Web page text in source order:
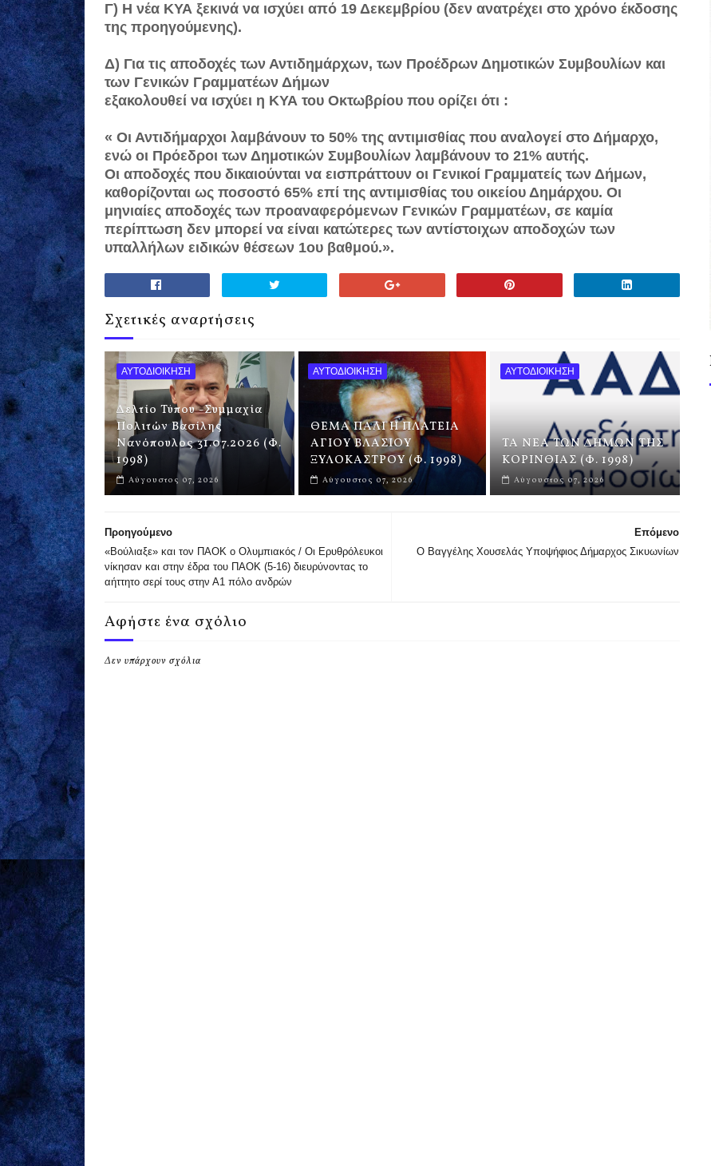
Γ) Η νέα ΚΥΑ ξεκινά να ισχύει από 19 Δεκεμβρίου (δεν ανατρέχει στο χρόνο έκδοσης
της προηγούμενης).
Δ) Για τις αποδοχές των Αντιδημάρχων, των Προέδρων Δημοτικών Συμβουλίων και
των Γενικών Γραμματέων Δήμων
εξακολουθεί να ισχύει η ΚΥΑ του Οκτωβρίου που ορίζει ότι :
« Οι Αντιδήμαρχοι λαμβάνουν το 50% της αντιμισθίας που αναλογεί στο Δήμαρχο,
ενώ οι Πρόεδροι των Δημοτικών Συμβουλίων λαμβάνουν το 21% αυτής.
Οι αποδοχές που δικαιούνται να εισπράττουν οι Γενικοί Γραμματείς των Δήμων,
καθορίζονται ως ποσοστό 65% επί της αντιμισθίας του οικείου Δημάρχου. Οι
μηνιαίες αποδοχές των προαναφερόμενων Γενικών Γραμματέων, σε καμία
περίπτωση δεν μπορεί να είναι κατώτερες των αντίστοιχων αποδοχών των
υπαλλήλων ειδικών θέσεων 1ου βαθμού.».
Σχετικές αναρτήσεις
ΑΥΤΟΔΙΟΙΚΗΣΗ
Δελτίο Τύπου -Συμμαχία
Πολιτών Βασίλης
Νανόπουλος 31.07.2026 (Φ.
1998)
Αύγουστος 07, 2026
ΑΥΤΟΔΙΟΙΚΗΣΗ
ΘΕΜΑ ΠΑΛΙ Η ΠΛΑΤΕΙΑ
ΑΓΙΟΥ ΒΛΑΣΙΟΥ
ΞΥΛΟΚΑΣΤΡΟΥ (Φ. 1998)
Αύγουστος 07, 2026
ΑΥΤΟΔΙΟΙΚΗΣΗ
ΤΑ ΝΕΑ ΤΩΝ ΔΗΜΩΝ ΤΗΣ
ΚΟΡΙΝΘΙΑΣ (Φ. 1998)
Αύγουστος 07, 2026
Επόμενο
Ο Βαγγέλης Χουσελάς Υποψήφιος Δήμαρχος Σικυωνίων
Προηγούμενο
«Βούλιαξε» και τον ΠΑΟΚ ο Ολυμπιακός / Οι Eρυθρόλευκοι
νίκησαν και στην έδρα του ΠΑΟΚ (5-16) διευρύνοντας το
αήττητο σερί τους στην Α1 πόλο ανδρών
Αφήστε ένα σχόλιο
Δεν υπάρχουν σχόλια